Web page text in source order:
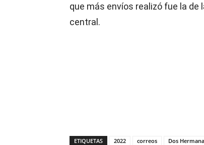
que más envíos realizó fue la de
central.
ETIQUETAS 2022 correos Dos